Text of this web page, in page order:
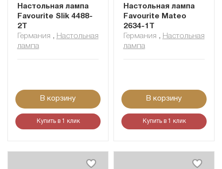
Настольная лампа
Favourite Slik 4488-
2T
Германия , Настольная
лампа
В корзину
Купить в 1 клик
Настольная лампа
Favourite Mateo
2634-1T
Германия , Настольная
лампа
В корзину
Купить в 1 клик